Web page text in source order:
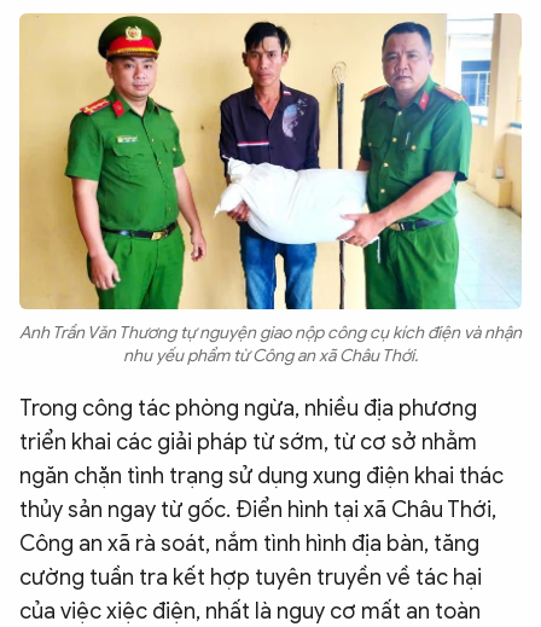
Anh Trần Văn Thương tự nguyện giao nộp công cụ kích điện và nhận
nhu yếu phẩm từ Công an xã Châu Thới.
Trong công tác phòng ngừa, nhiều địa phương
triển khai các giải pháp từ sớm, từ cơ sở nhằm
ngăn chặn tình trạng sử dụng xung điện khai thác
thủy sản ngay từ gốc. Điển hình tại xã Châu Thới,
Công an xã rà soát, nắm tình hình địa bàn, tăng
cường tuần tra kết hợp tuyên truyền về tác hại
của việc xiệc điện, nhất là nguy cơ mất an toàn